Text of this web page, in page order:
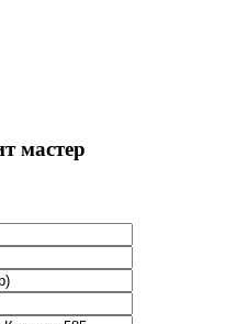
мастер